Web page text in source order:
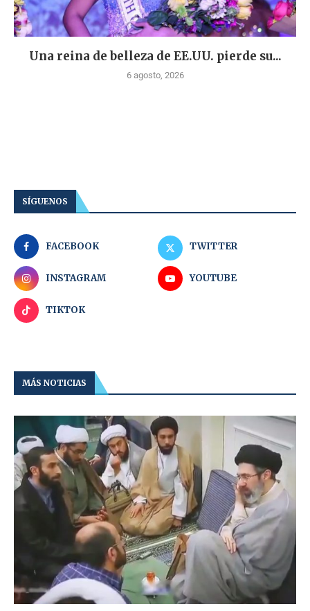
Una reina de belleza de EE.UU. pierde su...
6 agosto, 2026
SÍGUENOS
FACEBOOK TWITTER
INSTAGRAM YOUTUBE
TIKTOK
MÁS NOTICIAS